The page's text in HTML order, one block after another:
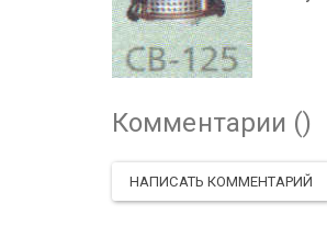
Комментарии ()
НАПИСАТЬ КОММЕНТАРИЙ